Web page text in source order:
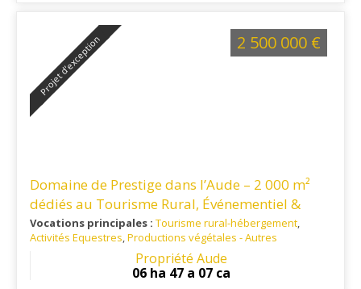
Projet d’exception
Domaine de Prestige dans l’Aude – 2 000 m²
dédiés au Tourisme Rural, Événementiel &
Séminaires
Vocations principales : Tourisme rural-hébergement,
Activités Equestres,Productions végétales - Autres
: Le domaine bénéficie d’une situation
géographique stratégique, 15 minutes de Castelnaudary, 45
minutes de Carcassonne et de son aéroport international.
Propriété Aude
06 ha 47 a 07 ca
2 500 000 €